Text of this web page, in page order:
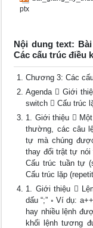
ptx
Nội dung text:
Các cấu trúc điều
Chương 3: Các
Agenda  Giới
switch  Cấu trúc
1. Giới thiệu 
thường, các câu
tự mà chúng
thay đổi trật tự nói
Cấu trúc tuần tự
Cấu trúc lặp
1. Giới thiệu 
dấu “;” ◦ Ví dụ:
hay nhiều lệnh
khối lệnh tương